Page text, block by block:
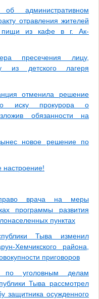
административном
отравления жителей
пищи из кафе в г. Ак-
пресечения лицу,
из детского лагеря
отменила решение
иску прокурора о
обязанности на
новое решение по
врача на меры
программы развития
пунктах
Тыва изменил
Хемчикского района,
приговоров
по уголовным делам
Тыва рассмотрел
защитника осужденного